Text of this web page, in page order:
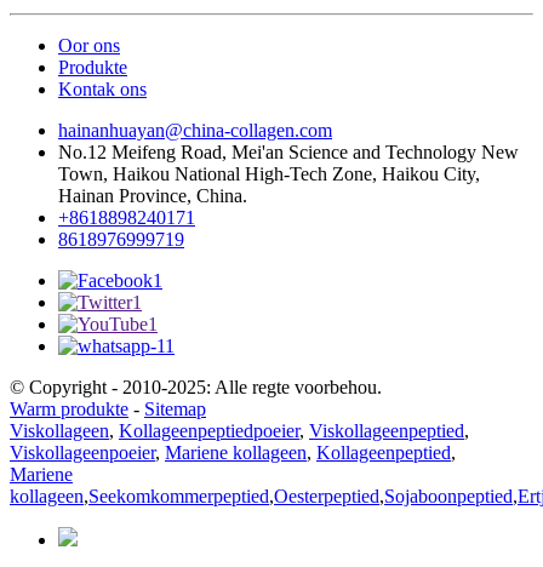
Oor ons
Produkte
Kontak ons
hainanhuayan@china-collagen.com
No.12 Meifeng Road, Mei'an Science and Technology New
Town, Haikou National High-Tech Zone, Haikou City,
Hainan Province, China.
+8618898240171
8618976999719
© Copyright - 2010-2025: Alle regte voorbehou.
Warm produkte - Sitemap
Viskollageen, Kollageenpeptiedpoeier, Viskollageenpeptied,
Viskollageenpoeier, Mariene kollageen, Kollageenpeptied,
Mariene
kollageen,Seekomkommerpeptied,Oesterpeptied,Sojaboonpeptied,